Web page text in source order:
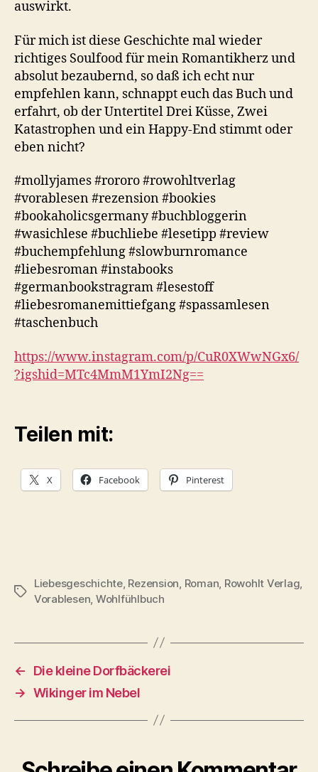
auswirkt.
Für mich ist diese Geschichte mal wieder
richtiges Soulfood für mein Romantikherz und
absolut bezaubernd, so daß ich echt nur
empfehlen kann, schnappt euch das Buch und
erfahrt, ob der Untertitel Drei Küsse, Zwei
Katastrophen und ein Happy-End stimmt oder
eben nicht?
#mollyjames #rororo #rowohltverlag
#vorablesen #rezension #bookies
#bookaholicsgermany #buchbloggerin
#wasichlese #buchliebe #lesetipp #review
#buchempfehlung #slowburnromance
#liebesroman #instabooks
#germanbookstragram #lesestoff
#liebesromanemittiefgang #spassamlesen
#taschenbuch
https://www.instagram.com/p/CuR0XWwNGx6/
?igshid=MTc4MmM1YmI2Ng==
Teilen mit:
X Facebook Pinterest
Schlagwörter
Liebesgeschichte, Rezension Roman Rowohlt Verlag
Vorablesen Wohlfühlbuch
←
Die kleine Dorfbäckerei
→ Wikinger im Nebel